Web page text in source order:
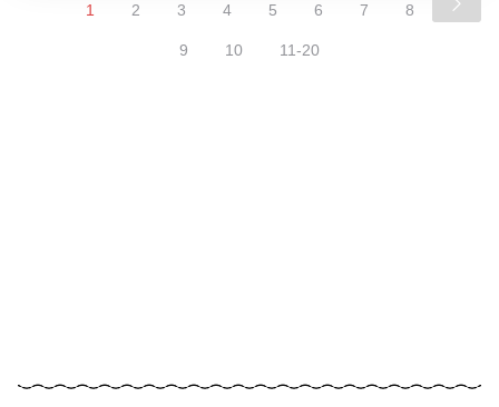
1 2 3 4 5 6 7 8
9 10 11-20